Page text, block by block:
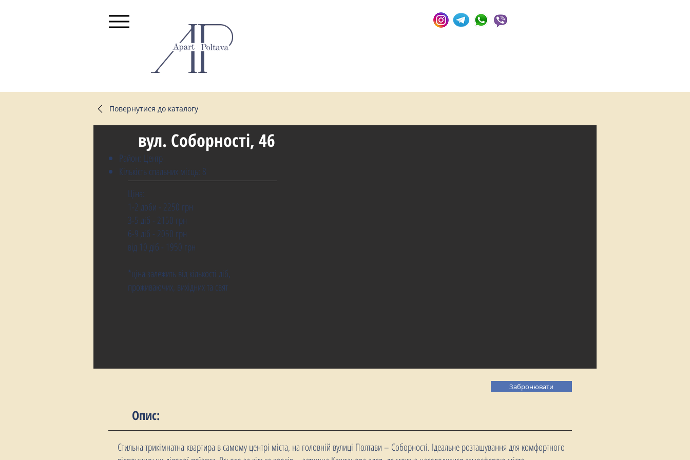
Повернутися до каталогу
вул. Соборності, 46
Район: Центр
Кількість спальних місць: 8
Ціна:
1-2 доби - 2250 грн
3-5 діб - 2150 грн
6-9 діб - 2050 грн
від 10 діб - 1950 грн
*ціна залежить від кількості діб,
проживаючих, вихідних та свят
Забронювати
Опис:
Стильна трикімнатна квартира в самому центрі міста, на головній вулиці Полтави – Соборності. Ідеальне розташування для комфортного